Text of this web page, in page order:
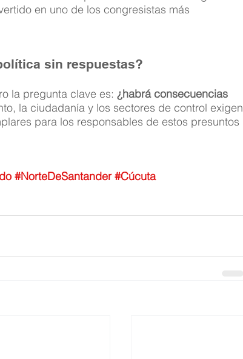
en uno de los congresistas más
sin respuestas?
la pregunta clave es: ¿habrá consecuencias
la ciudadanía y los sectores de control exigen
para los responsables de estos presuntos
#NorteDeSantander #Cúcuta